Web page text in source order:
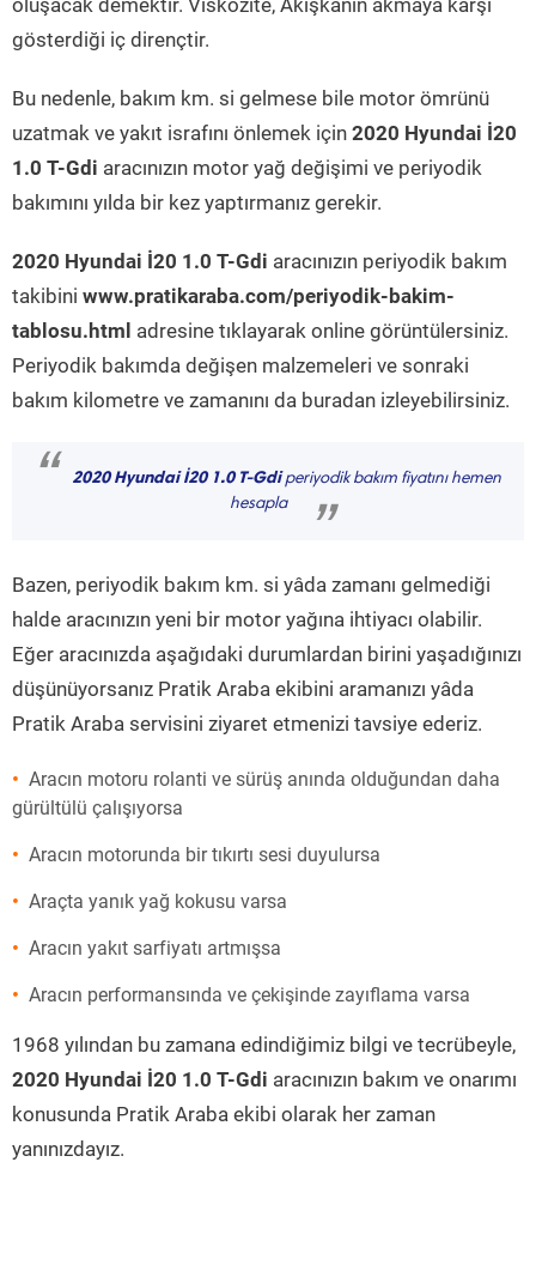
oluşacak demektir. Viskozite, Akışkanın akmaya karşı
gösterdiği iç dirençtir.
Bu nedenle, bakım km. si gelmese bile motor ömrünü
uzatmak ve yakıt israfını önlemek için 2020 Hyundai İ20
1.0 T-Gdi aracınızın motor yağ değişimi ve periyodik
bakımını yılda bir kez yaptırmanız gerekir.
2020 Hyundai İ20 1.0 T-Gdi aracınızın periyodik bakım
takibini www.pratikaraba.com/periyodik-bakim-
tablosu.html adresine tıklayarak online görüntülersiniz.
Periyodik bakımda değişen malzemeleri ve sonraki
bakım kilometre ve zamanını da buradan izleyebilirsiniz.
“ 2020 Hyundai İ20 1.0 T-Gdiperiyodik bakım fiyatını hemen
hesapla
”
Bazen, periyodik bakım km. si yâda zamanı gelmediği
halde aracınızın yeni bir motor yağına ihtiyacı olabilir.
Eğer aracınızda aşağıdaki durumlardan birini yaşadığınızı
düşünüyorsanız Pratik Araba ekibini aramanızı yâda
Pratik Araba servisini ziyaret etmenizi tavsiye ederiz.
Aracın motoru rolanti ve sürüş anında olduğundan daha
gürültülü çalışıyorsa
Aracın motorunda bir tıkırtı sesi duyulursa
Araçta yanık yağ kokusu varsa
Aracın yakıt sarfiyatı artmışsa
Aracın performansında ve çekişinde zayıflama varsa
1968 yılından bu zamana edindiğimiz bilgi ve tecrübeyle,
2020 Hyundai İ20 1.0 T-Gdi aracınızın bakım ve onarımı
konusunda Pratik Araba ekibi olarak her zaman
yanınızdayız.